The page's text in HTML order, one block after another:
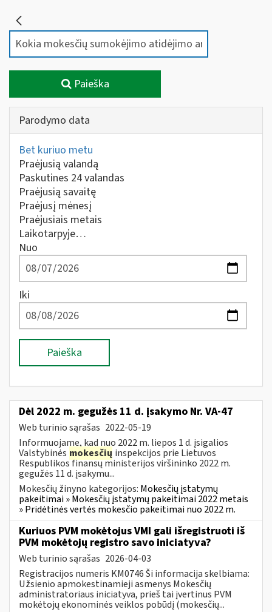
Paieška
Parodymo data
Bet kuriuo metu
Praėjusią valandą
Paskutines 24 valandas
Praėjusią savaitę
Praėjusį mėnesį
Praėjusiais metais
Laikotarpyje…
Nuo
Iki
Paieška
Dėl 2022 m. gegužės 11 d. įsakymo Nr. VA-47
Web turinio sąrašas 2022-05-19
Informuojame, kad nuo 2022 m. liepos 1 d. įsigalios
Valstybinės mokesčių inspekcijos prie Lietuvos
Respublikos finansų ministerijos viršininko 2022 m.
gegužės 11 d. įsakymu...
Mokesčių žinyno kategorijos: Mokesčių įstatymų
pakeitimai » Mokesčių įstatymų pakeitimai 2022 metais
» Pridėtinės vertės mokesčio pakeitimai nuo 2022 m.
Kuriuos PVM mokėtojus VMI gali išregistruoti iš
PVM mokėtojų registro savo iniciatyva?
Web turinio sąrašas 2026-04-03
Registracijos numeris KM0746 Ši informacija skelbiama:
Užsienio apmokestinamieji asmenys Mokesčių
administratoriaus iniciatyva, prieš tai įvertinus PVM
mokėtojų ekonominės veiklos pobūdį (mokesčių...